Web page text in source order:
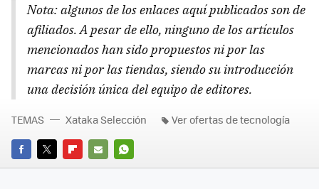
Nota: algunos de los enlaces aquí publicados son de
afiliados. A pesar de ello, ninguno de los artículos
mencionados han sido propuestos ni por las
marcas ni por las tiendas, siendo su introducción
una decisión única del equipo de editores.
FACEBOOK
TWITTERFLIPBOARD
E-
WHATSAPP
TEMAS Xataka Selección Ver ofertas de tecnología